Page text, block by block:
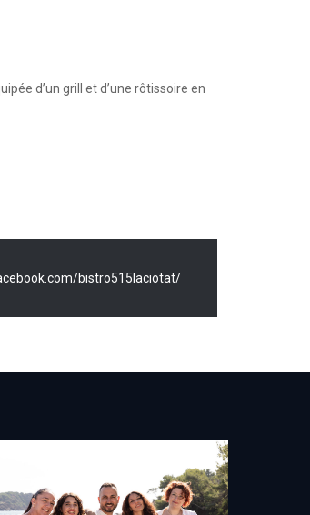
d’un grill et d’une rôtissoire en
bistro515laciotat/